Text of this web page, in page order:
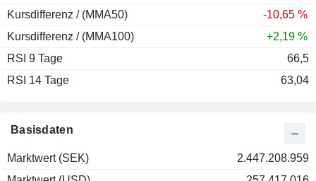
Basisdaten
Marktwert (SEK)
2.447.208.959
Kursdifferenz / (MMA50)
-10,65 %
Kursdifferenz / (MMA100)
+2,19 %
RSI 9 Tage
66,5
RSI 14 Tage
63,04
2005
+46,36 %
2004
+46,67 %
2003